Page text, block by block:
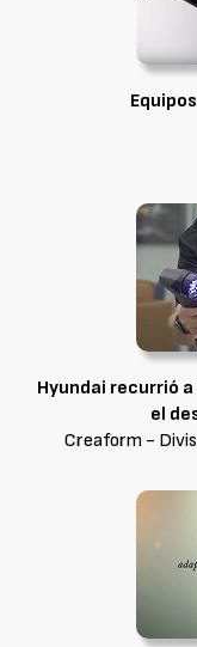
Hyundai recurrió
el
Creaform -